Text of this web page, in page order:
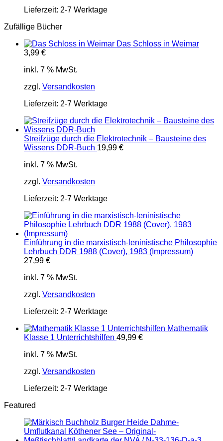
Lieferzeit: 2-7 Werktage
Zufällige Bücher
Das Schloss in Weimar
3,99 €
inkl. 7 % MwSt.
zzgl. Versandkosten
Lieferzeit: 2-7 Werktage
Streifzüge durch die Elektrotechnik – Bausteine des
Wissens DDR-Buch 19,99 €
inkl. 7 % MwSt.
zzgl. Versandkosten
Lieferzeit: 2-7 Werktage
Einführung in die marxistisch-leninistische Philosophie
Lehrbuch DDR 1988 (Cover), 1983 (Impressum)
27,99 €
inkl. 7 % MwSt.
zzgl. Versandkosten
Lieferzeit: 2-7 Werktage
Mathematik
Klasse 1 Unterrichtshilfen 49,99 €
inkl. 7 % MwSt.
zzgl. Versandkosten
Lieferzeit: 2-7 Werktage
Featured